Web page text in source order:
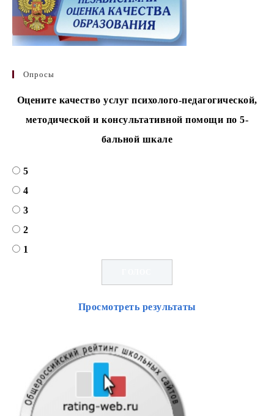
Опросы
Оцените качество услуг психолого-педагогической,
методической и консультативной помощи по 5-
бальной шкале
5
4
3
2
1
Просмотреть результаты